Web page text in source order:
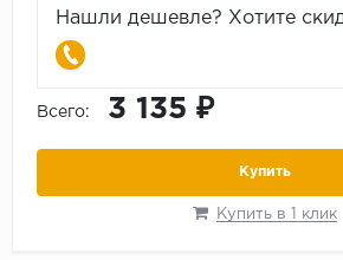
Нашли дешевле? Хотите
Всего: 3 135 ₽
Купить
Купить в 1 клик